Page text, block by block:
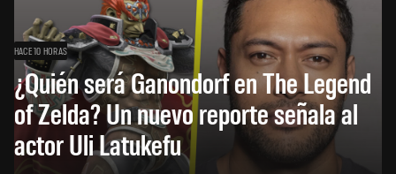
HACE 10 HORAS
¿Quién será Ganondorf en The Legend
of Zelda? Un nuevo reporte señala al
actor Uli Latukefu